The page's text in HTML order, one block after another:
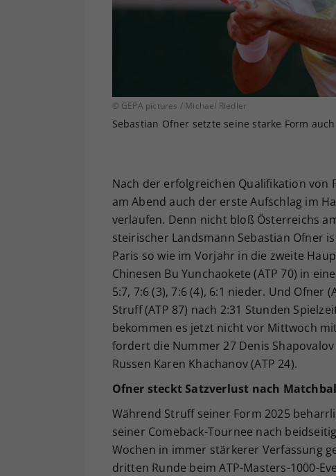
© GEPA pictures / Michael Riedler
Sebastian Ofner setzte seine starke Form
Nach der erfolgreichen Qualifikation von
am Abend auch der erste Aufschlag im
verlaufen. Denn nicht bloß Österreichs
steirischer Landsmann Sebastian Ofner
Paris so wie im Vorjahr in die zweite
Chinesen Bu Yunchaokete (ATP 70) in
5:7, 7:6 (3), 7:6 (4), 6:1 nieder. Und Ofner
Struff (ATP 87) nach 2:31 Stunden
bekommen es jetzt nicht vor Mittwoch
fordert die Nummer 27 Denis
Russen Karen Khachanov (ATP 24).
Ofner steckt Satzverlust nach
Während Struff seiner Form 2025
seiner Comeback-Tournee nach
Wochen in immer stärkerer Verfassung
dritten Runde beim ATP-Masters-1000-